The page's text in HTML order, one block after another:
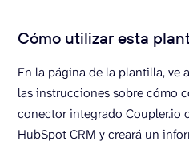
Cómo utilizar esta
En la página de la plantilla, ve
las instrucciones sobre cómo
conector integrado Coupler.io
HubSpot CRM y creará un